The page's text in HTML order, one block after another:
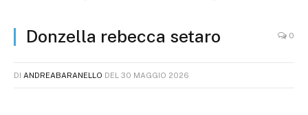
Donzella rebecca setaro 0
DI ANDREABARANELLO DEL 30 MAGGIO 2026